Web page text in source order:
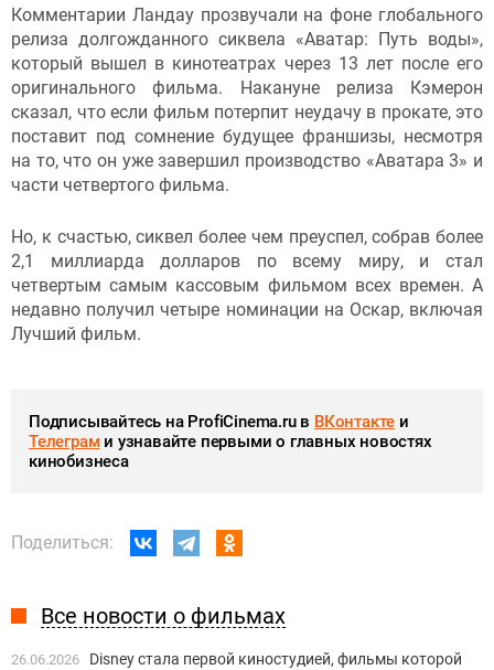
Комментарии Ландау прозвучали на фоне глобального
релиза долгожданного сиквела «Аватар: Путь воды»,
который вышел в кинотеатрах через 13 лет после его
оригинального фильма. Накануне релиза Кэмерон
сказал, что если фильм потерпит неудачу в прокате, это
поставит под сомнение будущее франшизы, несмотря
на то, что он уже завершил производство «Аватара 3» и
части четвертого фильма.
Но, к счастью, сиквел более чем преуспел, собрав более
2,1 миллиарда долларов по всему миру, и стал
четвертым самым кассовым фильмом всех времен. А
недавно получил четыре номинации на Оскар, включая
Лучший фильм.
Подписывайтесь на ProfiCinema.ru в ВКонтакте и
Телеграми узнавайте первыми о главных новостях
кинобизнеса
Поделиться:
Все новости о фильмах
26.06.2026
Disney стала первой киностудией, фильмы которой